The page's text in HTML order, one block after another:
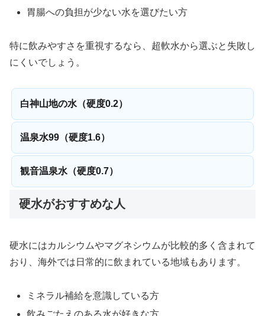
胃腸への負担が少ない水を選びたい方
特に飲みやすさを重視するなら、超軟水から選ぶと失敗し
にくいでしょう。
白神山地の水（硬度0.2）
温泉水99（硬度1.6）
観音温泉水（硬度0.7）
硬水がおすすめな人
硬水にはカルシウムやマグネシウムが比較的多く含まれて
おり、海外では日常的に飲まれている地域もあります。
ミネラル補給を意識している方
飲みごたえのある水が好きな方